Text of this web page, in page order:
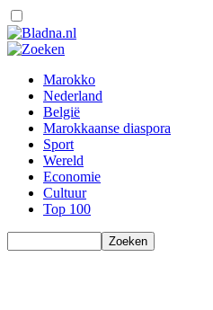
Marokko
Nederland
België
Marokkaanse diaspora
Sport
Wereld
Economie
Cultuur
Top 100